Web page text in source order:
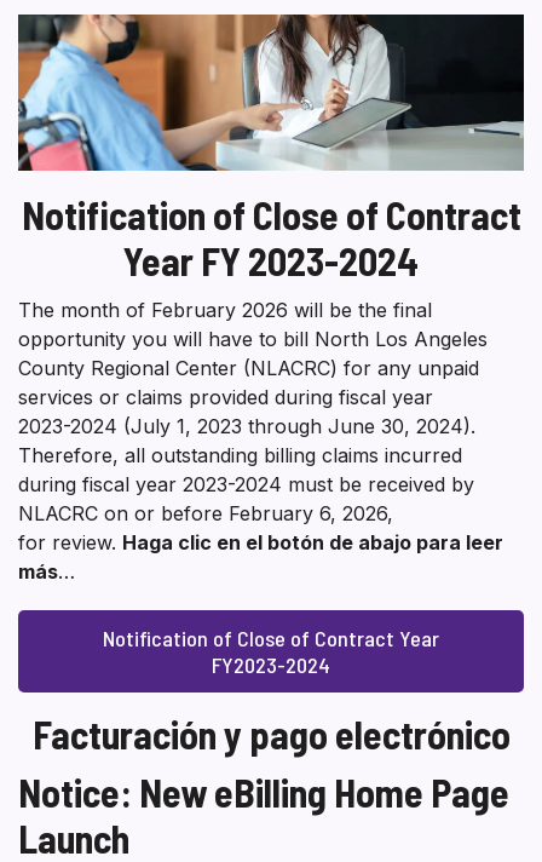
Notification of Close of Contract
Year FY 2023-2024
The month of February 2026 will be the final
opportunity you will have to bill North Los Angeles
County Regional Center (NLACRC) for any unpaid
services or claims provided during fiscal year
2023-2024 (July 1, 2023 through June 30, 2024).
Therefore, all outstanding billing claims incurred
during fiscal year 2023-2024 must be received by
NLACRC on or before February 6, 2026,
for review. Haga clic en el botón de abajo para leer
más…
Notification of Close of Contract Year
FY2023-2024
Facturación y pago electrónico
Notice: New eBilling Home Page
Launch